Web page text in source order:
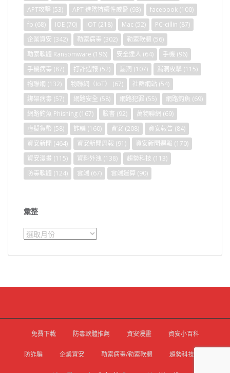
APT攻擊 (53) APT 進階持續性威脅 (93) facebook (100)
fb (68) IOE (70) IOT (218) Mac (52) PC-cillin (87)
企業資安 (342) 勒索病毒 (302) 勒索軟體 (56)
勒索軟體 Ransomware (196) 安全達人 (64) 手機 (96)
手機病毒 (87) 打詐週報 (52) 漏洞 (107) 漏洞攻擊 (115)
物聯網 (132) 物聯網（IoT） (67) 社群網站 (54)
綁架病毒 (57) 網路安全 (58) 網路犯罪 (55) 網路釣魚 (69)
網路釣魚 Phishing (167) 臉書 (92) 萬物聯網 (69)
虛擬貨幣 (58) 詐騙 (160) 資安 (208) 資安報告 (84)
資安新聞 (464) 資安新聞周報 (91) 資安新聞週報 (170)
資安漫畫 (115) 資料外洩 (138) 趨勢科技 (113)
防毒軟體 (124) 雲端 (67) 雲端運算 (90)
彙整
彙
免費下載 防毒軟體推薦 資安漫畫 資安小百科
防詐騙 企業資安 勒索病毒/勒索軟體 趨勢科技官網